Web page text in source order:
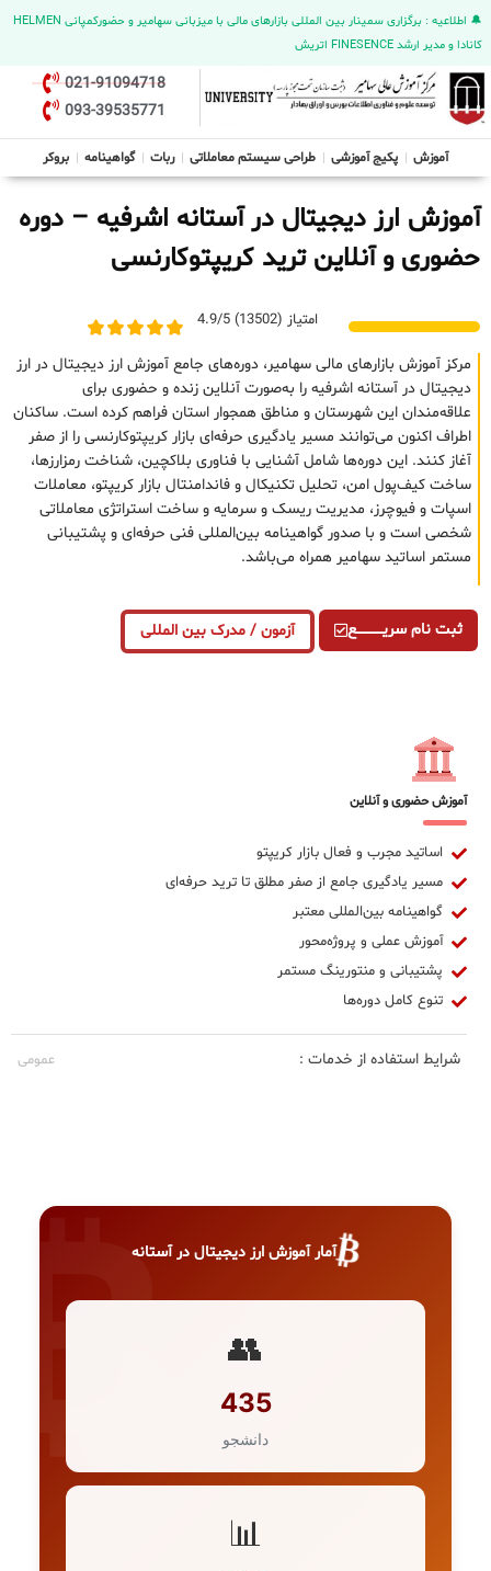
🔔 اطلاعیه : برگزاری سمینار بین المللی بازارهای مالی با میزبانی سهامیر و حضورکمپانی HELMEN
کانادا و مدیر ارشد FINESENCE اتریش
021-91094718
093-39535771
آموزش پکیج آموزشی طراحی سیستم معاملاتی ربات گواهینامه بروکر
آموزش ارز دیجیتال در آستانه اشرفیه – دوره
حضوری و آنلاین ترید کریپتوکارنسی
امتیاز (13502) 4.9/5
مرکز آموزش بازارهای مالی سهامیر، دوره‌های جامع آموزش ارز دیجیتال در ارز
دیجیتال در آستانه اشرفیه را به‌صورت آنلاین زنده و حضوری برای
علاقه‌مندان این شهرستان و مناطق همجوار استان فراهم کرده است. ساکنان
اطراف اکنون می‌توانند مسیر یادگیری حرفه‌ای بازار کریپتوکارنسی را از صفر
آغاز کنند. این دوره‌ها شامل آشنایی با فناوری بلاکچین، شناخت رمزارزها،
ساخت کیف‌پول امن، تحلیل تکنیکال و فاندامنتال بازار کریپتو، معاملات
اسپات و فیوچرز، مدیریت ریسک و سرمایه و ساخت استراتژی معاملاتی
شخصی است و با صدور گواهینامه بین‌المللی فنی حرفه‌ای و پشتیبانی
مستمر اساتید سهامیر همراه می‌باشد.
ثبت نام سریــــــــــــع آزمون / مدرک بین المللی
آموزش حضوری و آنلاین
اساتید مجرب و فعال بازار کریپتو
مسیر یادگیری جامع از صفر مطلق تا ترید حرفه‌ای
گواهینامه بین‌المللی معتبر
آموزش عملی و پروژه‌محور
پشتیبانی و منتورینگ مستمر
تنوع کامل دوره‌ها
شرایط استفاده از خدمات : عمومی
₿آمار آموزش ارز دیجیتال در آستانه
👥
435
دانشجو
📊